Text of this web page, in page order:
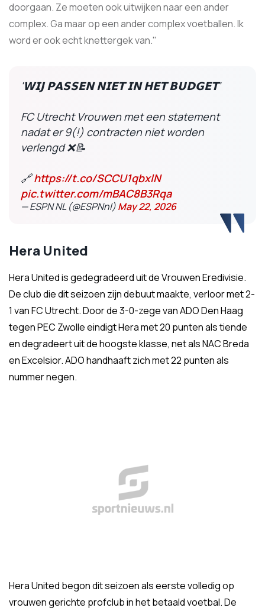
doorgaan. Ze moeten ook uitwijken naar een ander
complex. Ga maar op een ander complex voetballen. Ik
word er ook echt knettergek van."
'𝗪𝗜𝗝 𝗣𝗔𝗦𝗦𝗘𝗡 𝗡𝗜𝗘𝗧 𝗜𝗡 𝗛𝗘𝗧 𝗕𝗨𝗗𝗚𝗘𝗧'
FC Utrecht Vrouwen met een statement
nadat er 9(!) contracten niet worden
verlengd ❌📝
🔗https://t.co/SCCU1qbxlN
pic.twitter.com/mBAC8B3Rqa
— ESPN NL (@ESPNnl)May 22, 2026
Hera United
Hera United is gedegradeerd uit de Vrouwen Eredivisie.
De club die dit seizoen zijn debuut maakte, verloor met 2-
1 van FC Utrecht. Door de 3-0-zege van ADO Den Haag
tegen PEC Zwolle eindigt Hera met 20 punten als tiende
en degradeert uit de hoogste klasse, net als NAC Breda
en Excelsior. ADO handhaaft zich met 22 punten als
nummer negen.
Hera United begon dit seizoen als eerste volledig op
vrouwen gerichte profclub in het betaald voetbal. De